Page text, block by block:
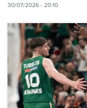
30/07/2026 - 20:10